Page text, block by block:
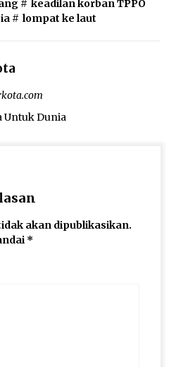
# keadilan korban TPPO
# lompat ke laut
Untuk Dunia
akan dipublikasikan.
*